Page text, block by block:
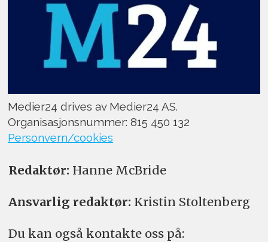
Medier24 drives av Medier24 AS.
Organisasjonsnummer: 815 450 132
Personvern/cookies
Redaktør: Hanne McBride
Ansvarlig redaktør: Kristin Stoltenberg
Du kan også kontakte oss på: